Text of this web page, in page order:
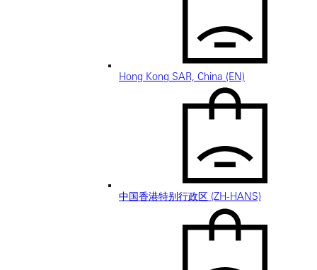
Hong Kong SAR, China (EN)
中国香港特别行政区 (ZH-HANS)